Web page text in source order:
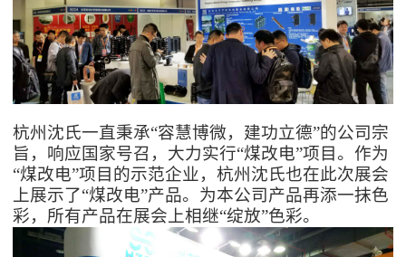
杭州沈氏一直秉承“容慧博微，建功立德”的公司宗
旨，响应国家号召，大力实行“煤改电”项目。作为
“煤改电”项目的示范企业，杭州沈氏也在此次展会
上展示了“煤改电”产品。为本公司产品再添一抹色
彩，所有产品在展会上相继“绽放”色彩。